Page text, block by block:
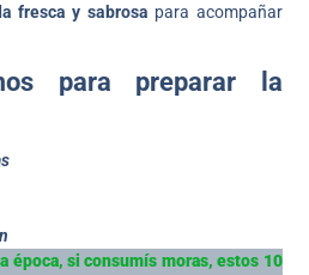
fresca y sabrosa para acompañar
para preparar la
época, si consumís moras, estos 10